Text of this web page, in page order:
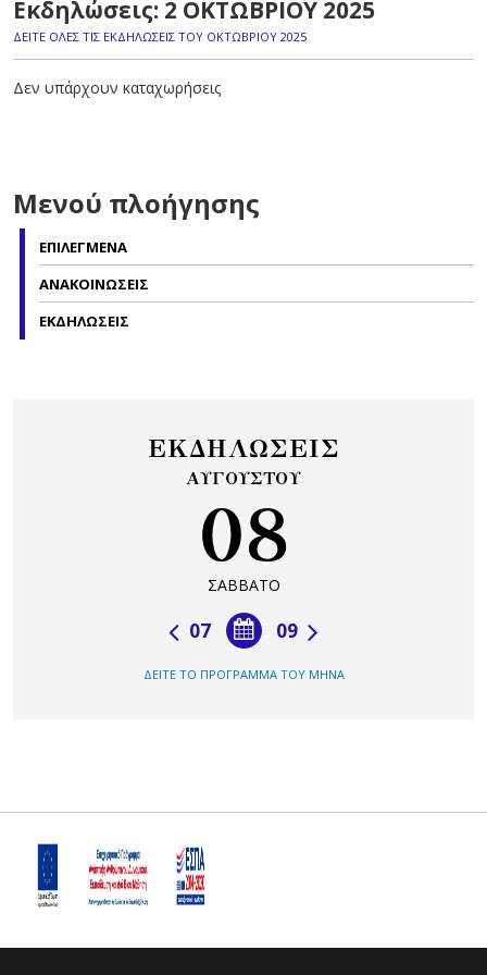
Εκδηλώσεις: 2 ΟΚΤΩΒΡΙΟΥ 2025
ΔΕΙΤΕ ΟΛΕΣ ΤΙΣ ΕΚΔΗΛΩΣΕΙΣ ΤΟΥ ΟΚΤΩΒΡΙΟΥ 2025
Δεν υπάρχουν καταχωρήσεις
Μενού πλοήγησης
ΕΠΙΛΕΓΜΕΝΑ
ΑΝΑΚΟΙΝΩΣΕΙΣ
ΕΚΔΗΛΩΣΕΙΣ
ΕΚΔΗΛΩΣΕΙΣ
ΑΥΓΟΥΣΤΟΥ
08
ΣΑΒΒΑΤΟ
09
07
ΔΕΙΤΕ ΤΟ ΠΡΟΓΡΑΜΜΑ ΤΟΥ ΜΗΝΑ